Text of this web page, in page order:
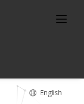
English